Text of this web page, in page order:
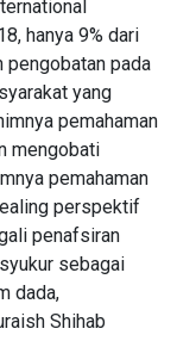
hanya 9% dari
pengobatan pada
yang
pemahaman
mengobati
pemahaman
perspektif
penafsiran
sebagai
dada,
Shihab